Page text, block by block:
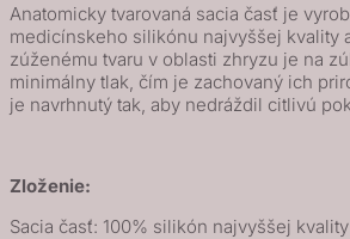
Anatomicky tvarovaná sacia časť je
medicínskeho silikónu najvyššej kvality
zúženému tvaru v oblasti zhryzu je na
minimálny tlak, čím je zachovaný ich
je navrhnutý tak, aby nedráždil citlivú
Zloženie:
Sacia časť: 100% silikón najvyššej kvality